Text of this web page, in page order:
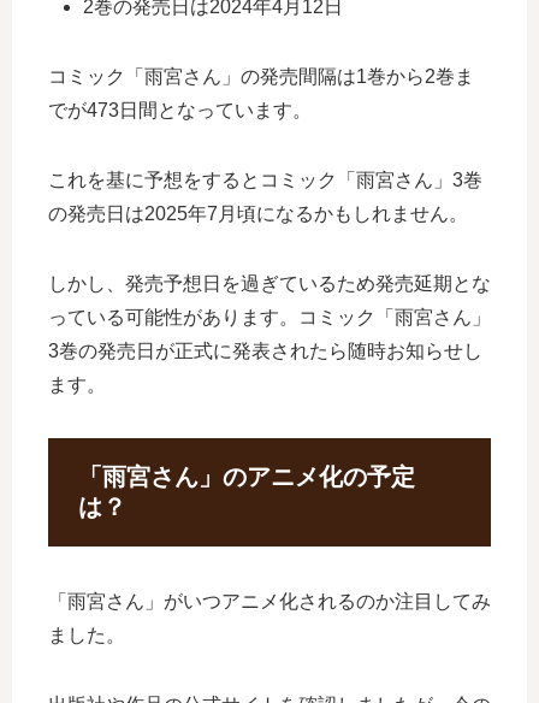
2巻の発売日は2024年4月12日
コミック「雨宮さん」の発売間隔は1巻から2巻ま
でが473日間となっています。
これを基に予想をするとコミック「雨宮さん」3巻
の発売日は2025年7月頃になるかもしれません。
しかし、発売予想日を過ぎているため発売延期とな
っている可能性があります。コミック「雨宮さん」
3巻の発売日が正式に発表されたら随時お知らせし
ます。
「雨宮さん」のアニメ化の予定
は？
「雨宮さん」がいつアニメ化されるのか注目してみ
ました。